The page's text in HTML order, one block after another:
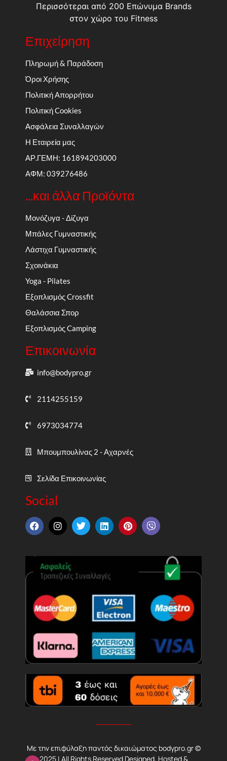
Περισσότεραι από 200 Επώνυμα Brands
στον χώρο του Fitness
Επιχείρηση
Πληρωμή & Παράδοση
Όροι Χρήσης
Πολιτική Απορρήτου
Πολιτική Cookies
Ασφάλεια Συναλλαγών
Η Εταιρεία μας
ΑΡ.ΓΕΜΗ: 161894203000
ΑΦΜ: 039276486
...και άλλα Προϊόντα
Μονόζυγα - Δίζυγα
Μπάλες Γυμναστικής
Λάστιχα Γυμναστικής
Σχοινάκια
Yoga - Pilates
Εξοπλισμός Crossfit
Θαλάσσια Σπορ
Εξοπλισμός Camping
Επικοινωνία
info@bodypro.gr
2114255159
6973034774
Μπουμπουλίνας 2 - Αχαρνές
Σελίδα Επικοινωνίας
Social
Με την επιφύλαξη παντός δικαιώματος bodypro.gr ©
2025 | All Rights Reserved Designed, Hosted &